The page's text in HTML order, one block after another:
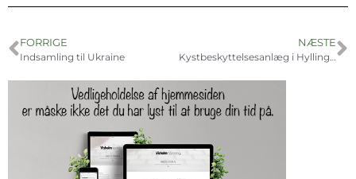
FORRIGE
Indsamling til Ukraine
NÆSTE
Kystbeskyttelsesanlæg i Hyllingeriis